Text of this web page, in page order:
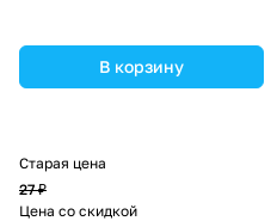
В корзину
Старая цена
27 ₽
Цена со скидкой